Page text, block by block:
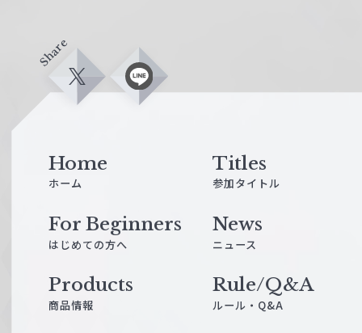
Share
X L
Home
ホーム
Titles
参加タイトル
For Beginners
はじめての方へ
News
ニュース
Products
商品情報
Rule/Q&A
ルール・Q&A